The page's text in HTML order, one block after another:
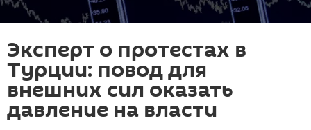
Эксперт о протестах в
Турции: повод для
внешних сил оказать
давление на власти